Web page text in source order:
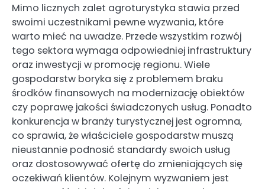
Mimo licznych zalet agroturystyka stawia przed
swoimi uczestnikami pewne wyzwania, które
warto mieć na uwadze. Przede wszystkim rozwój
tego sektora wymaga odpowiedniej infrastruktury
oraz inwestycji w promocję regionu. Wiele
gospodarstw boryka się z problemem braku
środków finansowych na modernizację obiektów
czy poprawę jakości świadczonych usług. Ponadto
konkurencja w branży turystycznej jest ogromna,
co sprawia, że właściciele gospodarstw muszą
nieustannie podnosić standardy swoich usług
oraz dostosowywać ofertę do zmieniających się
oczekiwań klientów. Kolejnym wyzwaniem jest